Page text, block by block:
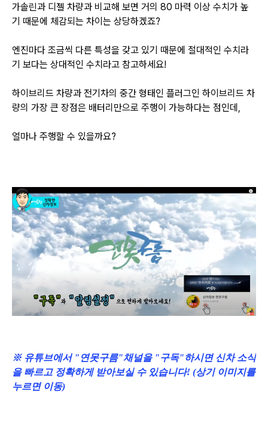
가솔린과 디젤 차량과 비교해 보면 거의 80 마력 이상 수치가 높
기 때문에 체감되는 차이는 상당하겠죠?
엔진마다 조금씩 다른 특성을 갖고 있기 때문에 절대적인 수치라
기 보다는 상대적인 수치라고 참고하세요!
하이브리드 차량과 전기차의 중간 형태인 플러그인 하이브리드 차
량의 가장 큰 장점은 배터리만으로 주행이 가능하다는 점인데,
얼마나 주행할 수 있을까요?
※ 유튜브에서 "연못구름"채널을 "구독"하시면 신차 소식
을 빠르고 정확하게 받아보실 수 있습니다! (상기 이미지를
누르면 이동)